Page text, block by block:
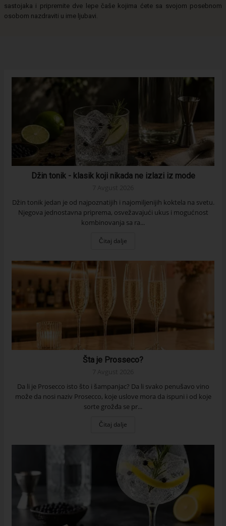
sastojaka i pripremite dve lepe čaše kojima ćete sa svojom posebnom
osobom nazdraviti u ime ljubavi.
Džin tonik - klasik koji nikada ne izlazi iz mode
Džin tonik jedan je od najpoznatijih i najomiljenijih koktela na svetu.
Njegova jednostavna priprema, osvežavajući ukus i mogućnost
kombinovanja sa ra...
Čitaj dalje
Šta je Prosseco?
Da li je Prosecco isto što i šampanjac? Da li svako penušavo vino
može da nosi naziv Prosecco, koje uslove mora da ispuni i od koje
sorte grožđa se pr...
Čitaj dalje